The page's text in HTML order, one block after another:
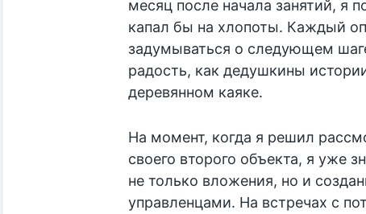
месяц после начала занятий, я
капал бы на хлопоты. Каждый
задумываться о следующем
радость, как дедушкины
деревянном каяке.
На момент, когда я решил
своего второго объекта, я уже
не только вложения, но и
управленцами. На встречах с